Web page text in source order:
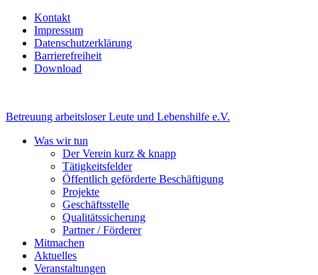
Kontakt
Impressum
Datenschutzerklärung
Barrierefreiheit
Download
Betreuung arbeitsloser Leute und Lebenshilfe e.V.
Was wir tun
Der Verein kurz & knapp
Tätigkeitsfelder
Öffentlich geförderte Beschäftigung
Projekte
Geschäftsstelle
Qualitätssicherung
Partner / Förderer
Mitmachen
Aktuelles
Veranstaltungen